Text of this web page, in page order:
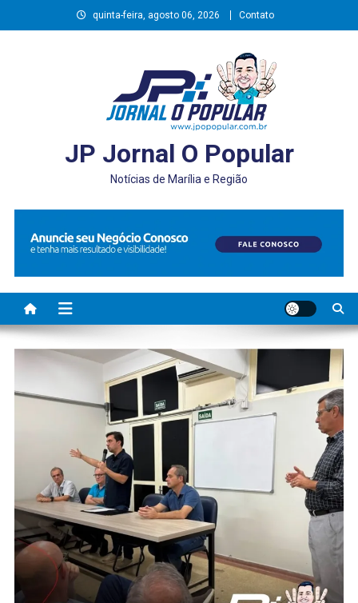
to
quinta-feira, agosto 06, 2026 Contato
JP Jornal O Popular
Notícias de Marília e Região